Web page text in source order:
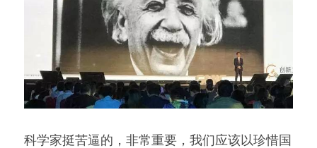
科学家挺苦逼的，非常重要，我们应该以珍惜国